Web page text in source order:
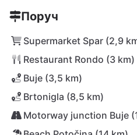
Поруч
Supermarket Spar (2,9
Restaurant Rondo (3 km)
Buje (3,5 km)
Brtonigla (8,5 km)
Motorway junction Buje